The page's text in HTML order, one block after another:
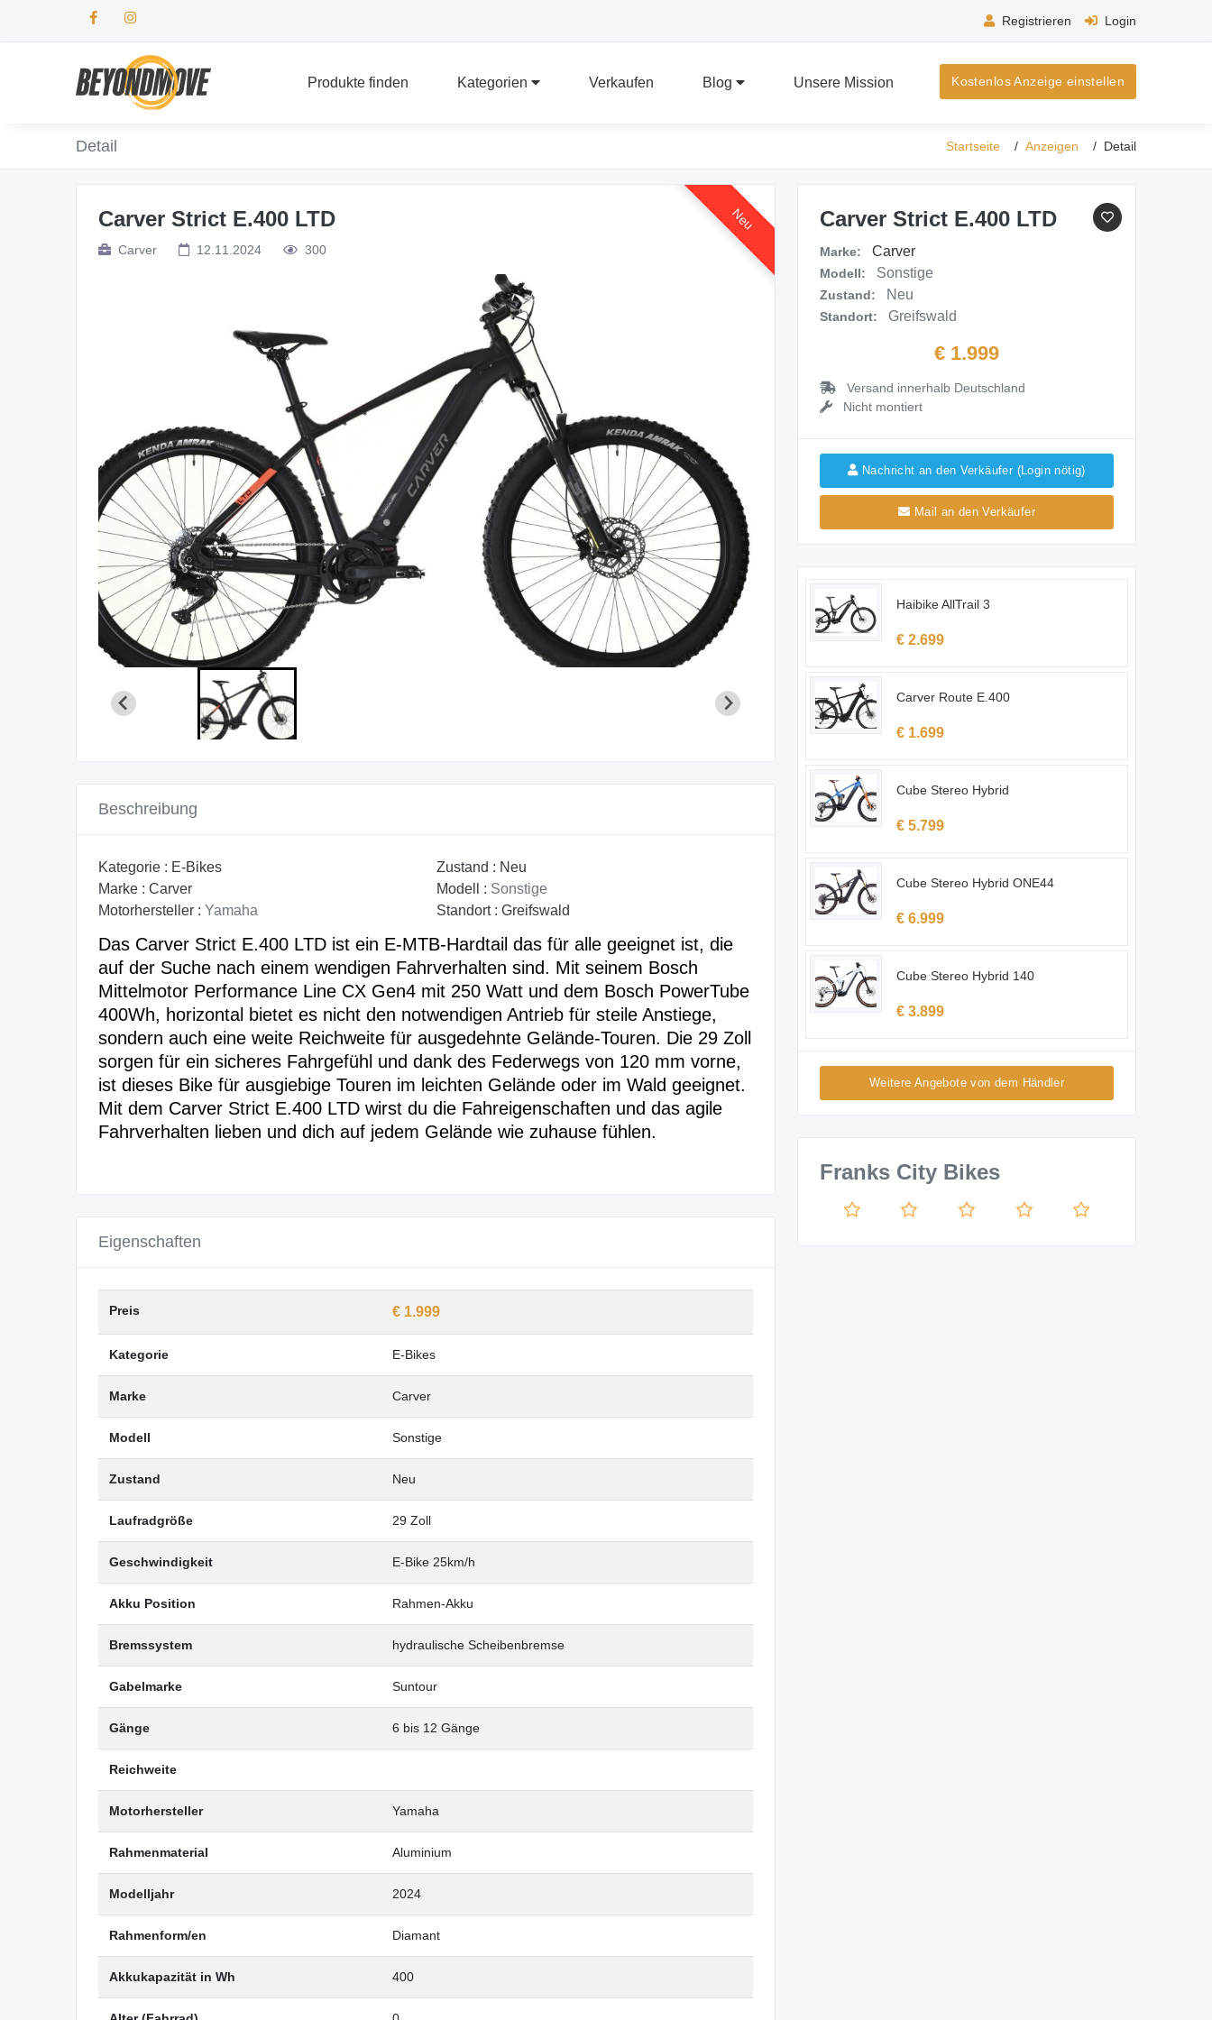
Registrieren Login
Produkte finden Kategorien Verkaufen Blog Unsere Mission Kostenlos Anzeige einstellen
Detail Startseite Anzeigen Detail
Neu
Carver Strict E.400 LTD
Carver 12.11.2024 300
Beschreibung
Kategorie : E-Bikes
Marke : Carver
Motorhersteller : Yamaha
Zustand : Neu
Modell : Sonstige
Standort : Greifswald
Das Carver Strict E.400 LTD ist ein E-MTB-Hardtail das für alle geeignet ist, die
auf der Suche nach einem wendigen Fahrverhalten sind. Mit seinem Bosch
Mittelmotor Performance Line CX Gen4 mit 250 Watt und dem Bosch PowerTube
400Wh, horizontal bietet es nicht den notwendigen Antrieb für steile Anstiege,
sondern auch eine weite Reichweite für ausgedehnte Gelände-Touren. Die 29 Zoll
sorgen für ein sicheres Fahrgefühl und dank des Federwegs von 120 mm vorne,
ist dieses Bike für ausgiebige Touren im leichten Gelände oder im Wald geeignet.
Mit dem Carver Strict E.400 LTD wirst du die Fahreigenschaften und das agile
Fahrverhalten lieben und dich auf jedem Gelände wie zuhause fühlen.
Eigenschaften
Preis € 1.999
Kategorie E-Bikes
Marke Carver
Modell Sonstige
Zustand Neu
Laufradgröße 29 Zoll
Geschwindigkeit E-Bike 25km/h
Akku Position Rahmen-Akku
Bremssystem hydraulische Scheibenbremse
Gabelmarke Suntour
Gänge 6 bis 12 Gänge
Reichweite
Motorhersteller Yamaha
Rahmenmaterial Aluminium
Modelljahr 2024
Rahmenform/en Diamant
Akkukapazität in Wh 400
Carver Strict E.400 LTD
Marke: Carver
Modell: Sonstige
Zustand: Neu
Standort: Greifswald
€ 1.999
Versand innerhalb Deutschland
Nicht montiert
Nachricht an den Verkäufer (Login nötig)
Mail an den Verkäufer
Haibike AllTrail 3
€ 2.699
Carver Route E.400
€ 1.699
Cube Stereo Hybrid
€ 5.799
Cube Stereo Hybrid ONE44
€ 6.999
Cube Stereo Hybrid 140
€ 3.899
Weitere Angebote von dem Händler
Franks City Bikes